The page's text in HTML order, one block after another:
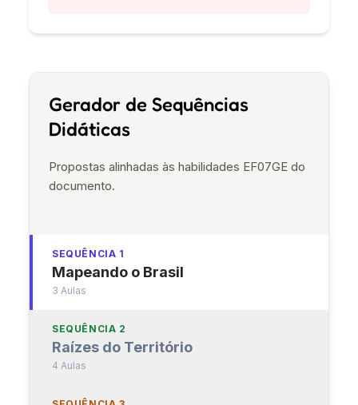
Gerador de Sequências
Didáticas
Propostas alinhadas às habilidades EF07GE do
documento.
SEQUÊNCIA 1
Mapeando o Brasil
3 Aulas
SEQUÊNCIA 2
Raízes do Território
4 Aulas